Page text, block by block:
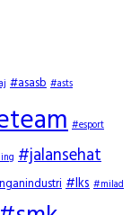
#asasb #asts
#esport
#jalansehat
#lks #milad